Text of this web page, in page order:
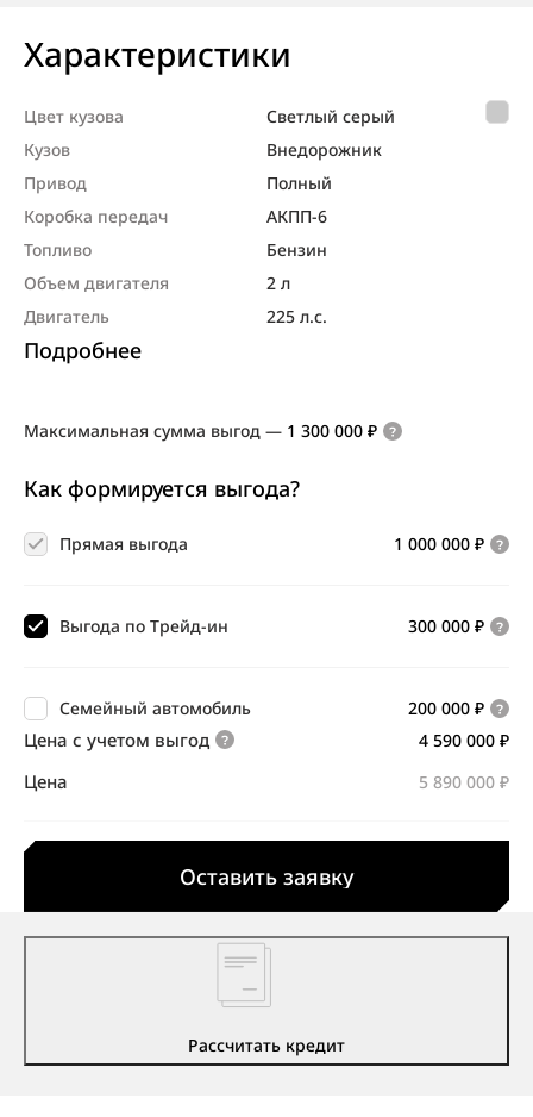
Характеристики
Цвет кузова
Светлый серый
Кузов
Внедорож­ник
Привод
Полный
Коробка передач
АКПП-6
Топливо
Бензин
Объем двигателя
2 л
Двигатель
225 л.с.
Подробнее
Максимальная сумма выгод — 1 300 000 ₽
Как формируется выгода?
1 000 000 ₽
Прямая выгода
300 000 ₽
Выгода по Трейд-ин
200 000 ₽
Семейный автомобиль
Цена с учетом выгод 4 590 000 ₽
Цена 5 890 000 ₽
Оставить заявку
Рассчитать кредит